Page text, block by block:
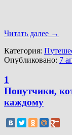
Читать далее →
Категория:
Опубликовано: 7
1
Попутчики,
каждому